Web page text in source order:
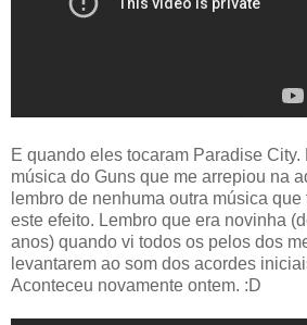
E quando eles tocaram Paradise City.
música do Guns que me arrepiou na
lembro de nenhuma outra música
este efeito. Lembro que era novinha
anos) quando vi todos os pelos dos
levantarem ao som dos acordes
Aconteceu novamente ontem. :D